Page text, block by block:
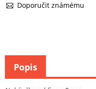
Doporučit známému
Popis